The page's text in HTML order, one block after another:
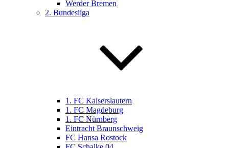
Werder Bremen
2. Bundesliga
1. FC Kaiserslautern
1. FC Magdeburg
1. FC Nürnberg
Eintracht Braunschweig
FC Hansa Rostock